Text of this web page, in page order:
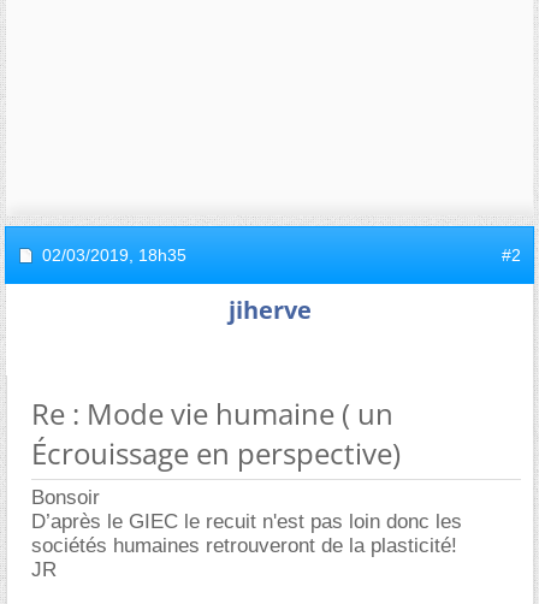
02/03/2019, 18h35 #2
jiherve
Re : Mode vie humaine ( un
Écrouissage en perspective)
Bonsoir
D’après le GIEC le recuit n'est pas loin donc les
sociétés humaines retrouveront de la plasticité!
JR